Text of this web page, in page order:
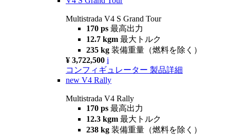
Multistrada V4 S Grand Tour
170 ps 最高出力
12.7 kgm 最大トルク
235 kg 装備重量（燃料を除く）
¥ 3,722,500 i
コンフィギュレーター 製品詳細
new V4 Rally
Multistrada V4 Rally
170 ps 最高出力
12.3 kgm 最大トルク
238 kg 装備重量（燃料を除く）